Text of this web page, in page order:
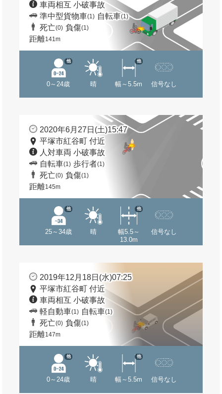
車両相互 小破事故
準中型貨物車(1) 自転車(1)
死亡(0) 負傷(1)
距離141m
0～24歳
他
晴 幅～5.5m
他
信号なし
2020年6月27日(土)15:47
平塚市紅谷町 付近
人対車両 小破事故
自転車(1) 歩行者(1)
死亡(0) 負傷(1)
距離145m
25～34歳
他
晴
幅5.5～
13.0m
他
信号なし
2019年12月18日(水)07:25
平塚市紅谷町 付近
車両相互 小破事故
軽自動車(1) 自転車(1)
死亡(0) 負傷(1)
距離147m
0～24歳
他
晴 幅～5.5m
他
信号なし